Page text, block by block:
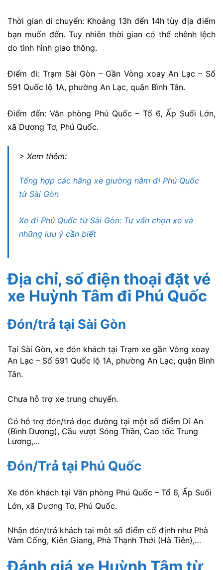
Thời gian di chuyển: Khoảng 13h đến 14h tùy địa điểm
bạn muốn đến. Tuy nhiên thời gian có thể chênh lệch
do tình hình giao thông.
Điểm đi: Trạm Sài Gòn – Gần Vòng xoay An Lạc – Số
591 Quốc lộ 1A, phường An Lạc, quận Bình Tân.
Điểm đến: Văn phòng Phú Quốc – Tổ 6, Ấp Suối Lớn,
xã Dương Tơ, Phú Quốc.
> Xem thêm:
Tổng hợp các hãng xe giường nằm đi Phú Quốc
từ Sài Gòn
Xe đi Phú Quốc từ Sài Gòn: Tư vấn chọn xe và
những lưu ý cần biết
Địa chỉ, số điện thoại đặt vé
xe Huỳnh Tâm đi Phú Quốc
Đón/trả tại Sài Gòn
Tại Sài Gòn, xe đón khách tại Trạm xe gần Vòng xoay
An Lạc – Số 591 Quốc lộ 1A, phường An Lạc, quận Bình
Tân.
Chưa hỗ trợ xe trung chuyển.
Có hỗ trợ đón/trả dọc đường tại một số điểm Dĩ An
(Bình Dương), Cầu vượt Sóng Thần, Cao tốc Trung
Lương,…
Đón/Trả tại Phú Quốc
Xe đón khách tại Văn phòng Phú Quốc – Tổ 6, Ấp Suối
Lớn, xã Dương Tơ, Phú Quốc.
Nhận đón/trả khách tại một số điểm cố định như Phà
Vàm Cống, Kiên Giang, Phà Thạnh Thới (Hà Tiên),…
Đánh giá xe Huỳnh Tâm từ